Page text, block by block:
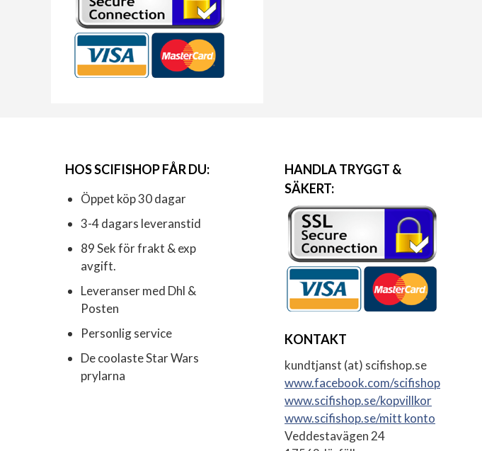
HOS SCIFISHOP FÅR DU:
Öppet köp 30 dagar
3-4 dagars leveranstid
89 Sek för frakt & exp
avgift.
Leveranser med Dhl &
Posten
Personlig service
De coolaste Star Wars
prylarna
HANDLA TRYGGT &
SÄKERT:
KONTAKT
kundtjanst (at) scifishop.se
www.facebook.com/scifishop
www.scifishop.se/kopvillkor
www.scifishop.se/mitt konto
Veddestavägen 24